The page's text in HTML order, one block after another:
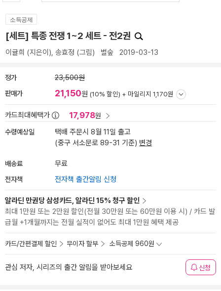
소득공제
[세트] 특종 전쟁 1~2 세트 - 전2권
이귤희 (지은이), 송효정 (그림) 별숲 2019-03-13
정가 23,500원
판매가 21,150원 (10% 할인) + 마일리지 1,170원
카드최대혜택가 17,978원
수령예상일
택배 주문시 8월 11일 출고
(중구 서소문로 89-31 기준) 변경
배송료 무료
전자책 전자책 출간알림 신청
알라딘 만권당 삼성카드, 알라딘 15% 청구 할인
최대 1만원 또는 2만원 할인(전월 30만원 또는 60만원 이용 시) / 카드 발
급월 +1개월까지는 전월 실적이 없어도 최대 1만원 혜택 제공
카드/간편결제 할인 무이자 할부 소득공제 960원
관심 저자, 시리즈의 출간 알림을 받아보세요 신청